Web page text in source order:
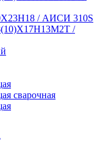
/ АИСИ 310S
/
сварочная